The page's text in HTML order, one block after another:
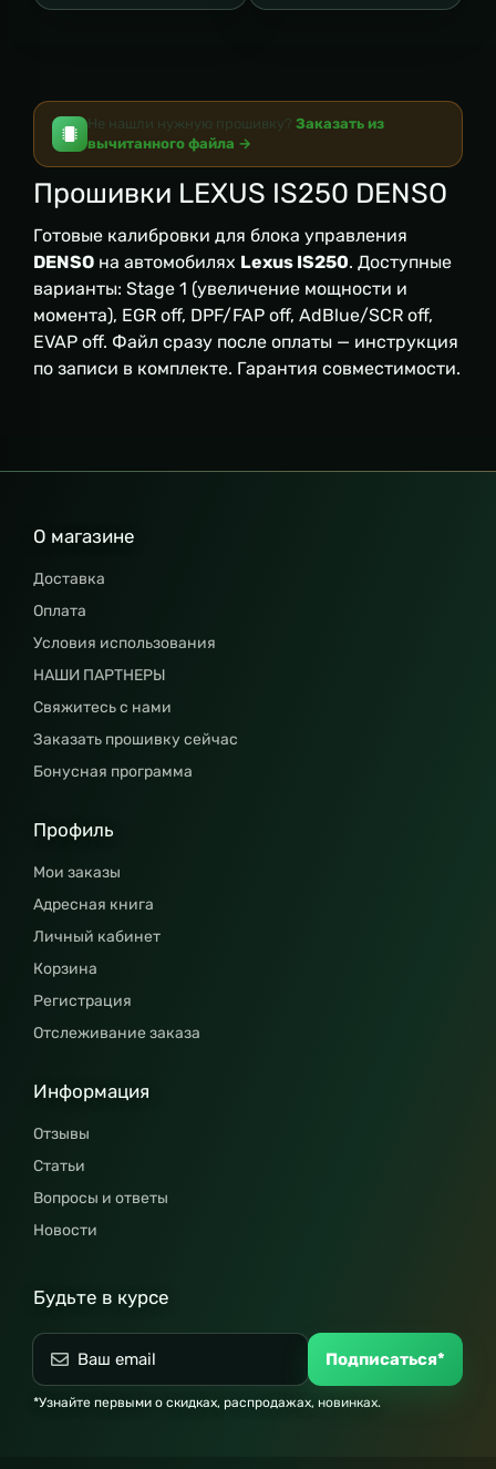
Не нашли нужную прошивку? Заказать из
вычитанного файла →
Прошивки LEXUS IS250 DENSO
Готовые калибровки для блока управления
DENSO на автомобилях Lexus IS250. Доступные
варианты: Stage 1 (увеличение мощности и
момента), EGR off, DPF/FAP off, AdBlue/SCR off,
EVAP off. Файл сразу после оплаты — инструкция
по записи в комплекте. Гарантия совместимости.
О магазине
Доставка
Оплата
Условия использования
НАШИ ПАРТНЕРЫ
Свяжитесь с нами
Заказать прошивку сейчас
Бонусная программа
Профиль
Мои заказы
Адресная книга
Личный кабинет
Корзина
Регистрация
Отслеживание заказа
Информация
Отзывы
Статьи
Вопросы и ответы
Новости
Будьте в курсе
Подписаться*
*Узнайте первыми о скидках, распродажах, новинках.